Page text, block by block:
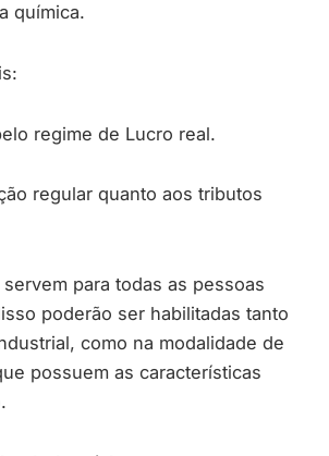
química.
regime de Lucro real.
regular quanto aos tributos
para todas as pessoas
poderão ser habilitadas tanto
como na modalidade de
possuem as características